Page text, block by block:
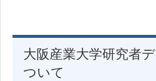
大阪産業大学研究者
ついて